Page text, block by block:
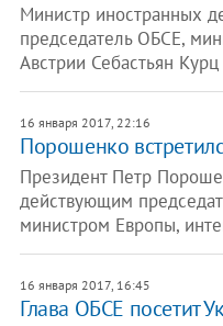
Министр иностранных
председатель ОБСЕ,
Австрии Себастьян
16 января 2017, 22:16
Порошенко
Президент Петр
действующим
министром Европы,
16 января 2017, 16:45
Глава ОБСЕ посетит